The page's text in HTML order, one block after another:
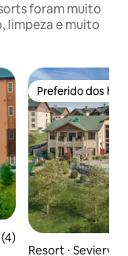
foram muito
limpeza e muito
uma avaliação média
Preferido dos
Preferido dos
Resort ⋅ Sevierville